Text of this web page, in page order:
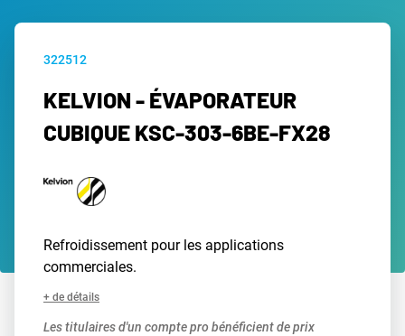
322512
KELVION - ÉVAPORATEUR
CUBIQUE KSC-303-6BE-FX28
Refroidissement pour les applications
commerciales.
+ de détails
Les titulaires d'un compte pro bénéficient de prix